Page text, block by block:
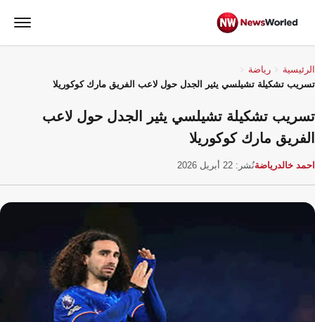
الرئيسية
رياضة
تسريب تشكيلة تشيلسي يثير الجدل حول لاعب الفريق مارك كوكوريلا
تسريب تشكيلة تشيلسي يثير الجدل حول لاعب
الفريق مارك كوكوريلا
احمد خالدرياضةنُشر: 22 أبريل 2026